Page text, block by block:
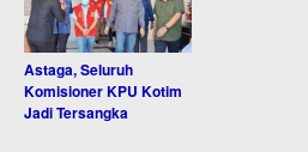
Astaga, Seluruh
Komisioner KPU Kotim
Jadi Tersangka